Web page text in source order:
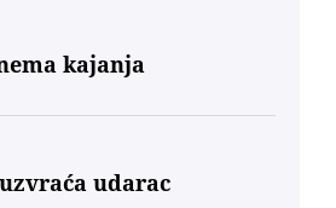
kajanja
udarac